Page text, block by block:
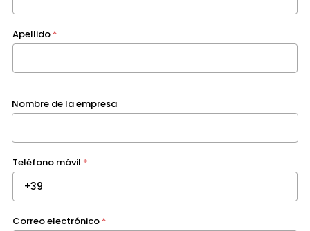
Apellido *
Nombre de la empresa
Teléfono móvil *
Correo electrónico *